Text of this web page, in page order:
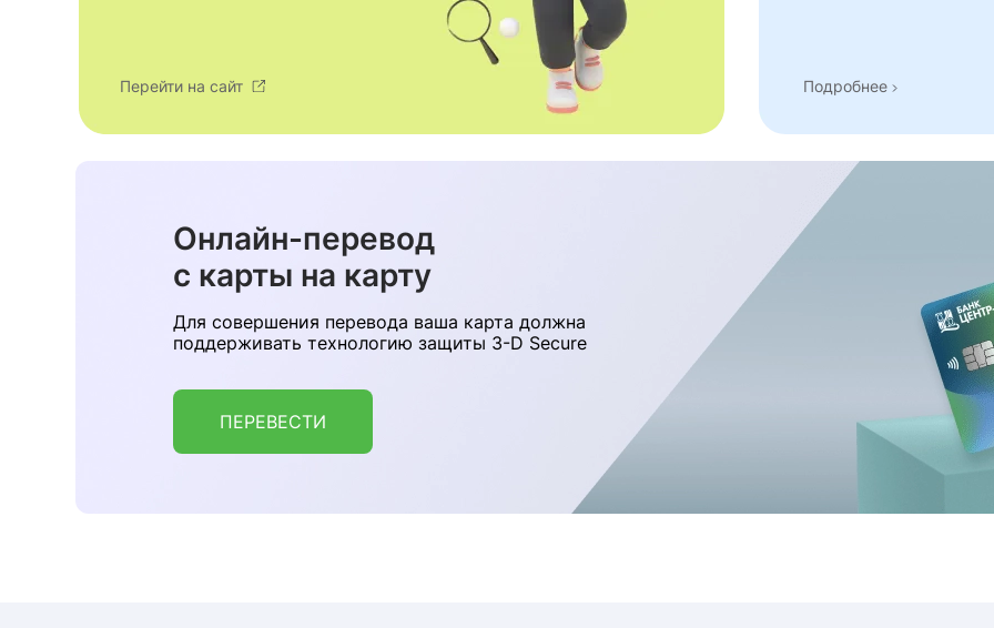
Перейти на сайт Подробнее
Онлайн-перевод
с карты на карту
Для совершения перевода ваша карта должна
поддерживать технологию защиты 3-D Secure
ПЕРЕВЕСТИ